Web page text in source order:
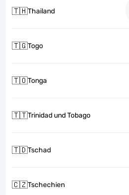
🇹🇭Thailand
🇹🇬Togo
🇹🇴Tonga
🇹🇹Trinidad und Tobago
🇹🇩Tschad
🇨🇿Tschechien